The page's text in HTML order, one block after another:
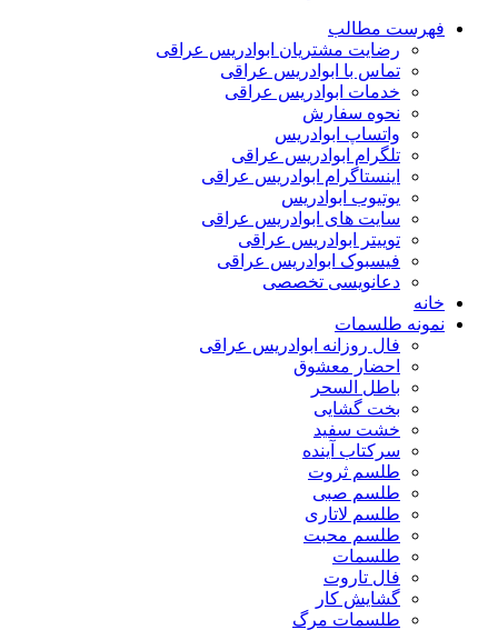
فهرست مطالب
رضایت مشتریان ابوادریس عراقی
تماس با ابوادریس عراقی
خدمات ابوادریس عراقی
نحوه سفارش
واتساپ ابوادریس
تلگرام ابوادریس عراقی
اینستاگرام ابوادریس عراقی
یوتیوب ابوادریس
سایت های ابوادریس عراقی
توییتر ابوادریس عراقی
فیسبوک ابوادریس عراقی
دعانویسی تخصصی
خانه
نمونه طلسمات
فال روزانه ابوادریس عراقی
احضار معشوق
باطل السحر
بخت گشایی
خشت سفید
سرکتاب آینده
طلسم ثروت
طلسم صبی
طلسم لاتاری
طلسم محبت
طلسمات
فال تاروت
گشایش کار
طلسمات مرگ